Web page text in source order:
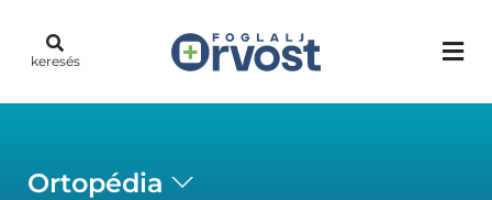
keresés
Ortopédia